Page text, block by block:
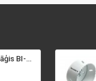
SPECIALIST+ caurumu zāģis BI-METAL, 95 mm